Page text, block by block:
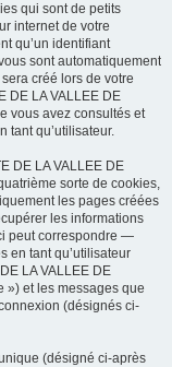
qui sont de petits
internet de votre
qu’un identifiant
sont automatiquement
créé lors de votre
DE LA VALLEE DE
vous avez consultés et
tant qu’utilisateur.
DE LA VALLEE DE
sorte de cookies,
les pages créées
les informations
peut correspondre —
en tant qu’utilisateur
LA VALLEE DE
») et les messages que
(désignés ci-
(désigné ci-après